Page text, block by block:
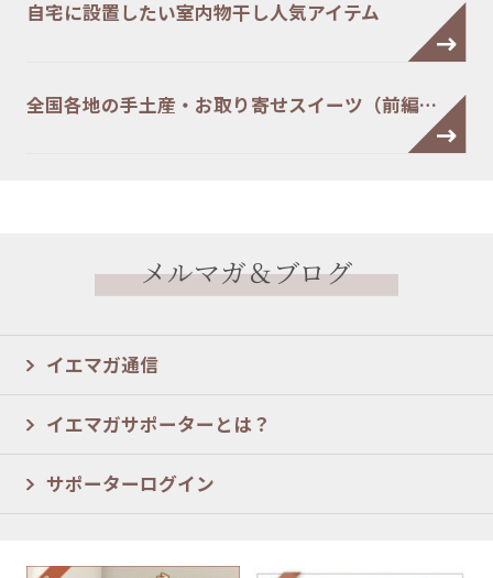
自宅に設置したい室内物干し人気アイテム
全国各地の手土産・お取り寄せスイーツ（前編…
メルマガ＆ブログ
イエマガ通信
イエマガサポーターとは？
サポーターログイン